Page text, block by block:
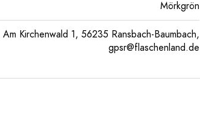
Mörkgrön
Kirchenwald 1, 56235 Ransbach-Baumbach,
gpsr@flaschenland.de